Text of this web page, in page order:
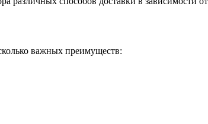
важных преимуществ: